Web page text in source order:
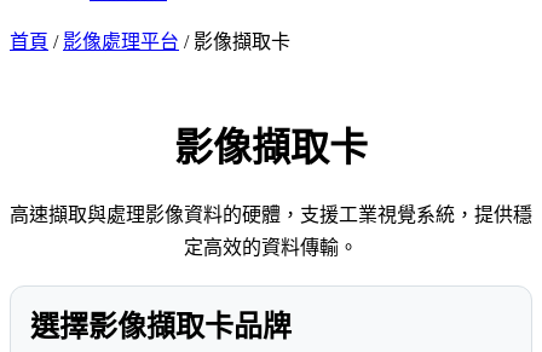
首頁 / 影像處理平台 / 影像擷取卡
影像擷取卡
高速擷取與處理影像資料的硬體，支援工業視覺系統，提供穩
定高效的資料傳輸。
選擇影像擷取卡品牌